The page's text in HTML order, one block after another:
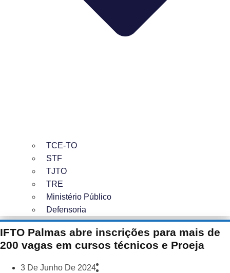
TCE-TO
STF
TJTO
TRE
Ministério Público
Defensoria
IFTO Palmas abre inscrições para mais de
200 vagas em cursos técnicos e Proeja
3 De Junho De 2024